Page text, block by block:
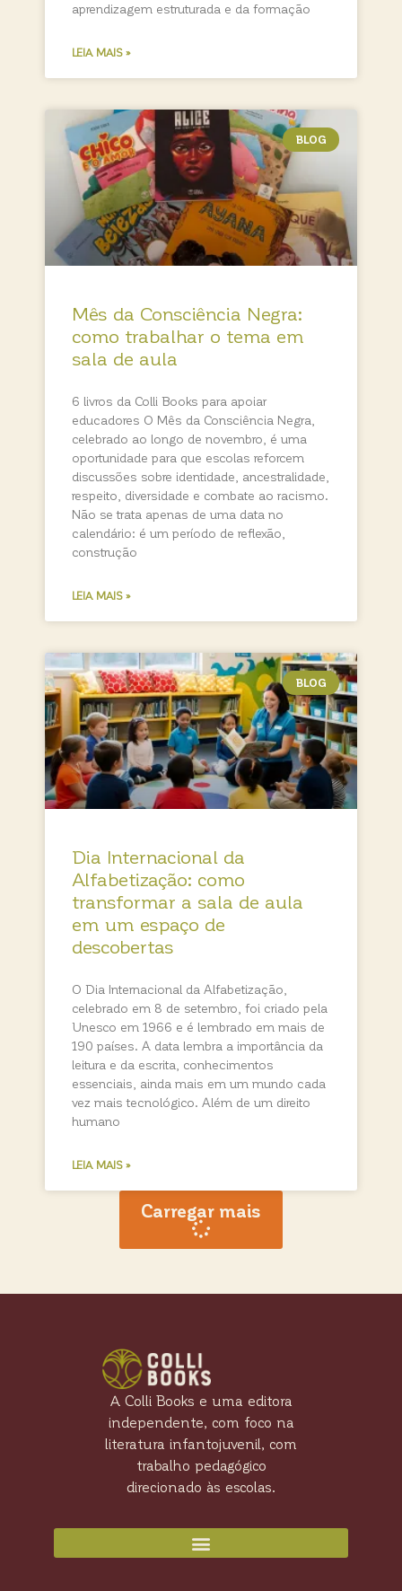
aprendizagem estruturada e da formação
LEIA MAIS »
BLOG
Mês da Consciência Negra:
como trabalhar o tema em
sala de aula
6 livros da Colli Books para apoiar
educadores O Mês da Consciência Negra,
celebrado ao longo de novembro, é uma
oportunidade para que escolas reforcem
discussões sobre identidade, ancestralidade,
respeito, diversidade e combate ao racismo.
Não se trata apenas de uma data no
calendário: é um período de reflexão,
construção
LEIA MAIS »
BLOG
Dia Internacional da
Alfabetização: como
transformar a sala de aula
em um espaço de
descobertas
O Dia Internacional da Alfabetização,
celebrado em 8 de setembro, foi criado pela
Unesco em 1966 e é lembrado em mais de
190 países. A data lembra a importância da
leitura e da escrita, conhecimentos
essenciais, ainda mais em um mundo cada
vez mais tecnológico. Além de um direito
humano
LEIA MAIS »
Carregar mais
A Colli Books e uma editora
independente, com foco na
literatura infantojuvenil, com
trabalho pedagógico
direcionado às escolas.